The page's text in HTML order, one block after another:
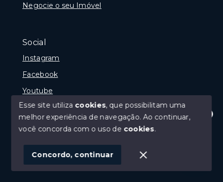
Olá! Estamos disponíveis para te ajudar.
Negocie o seu Imóvel
Social
Instagram
Facebook
Youtube
© Copyright 2026 - Gramado Class - Todos os direitos
SITE PARA IMOBILIARIA
Esse site utiliza cookies, que possibilitam uma
melhor experiência de navegação.Ao continuar,
você concorda com o uso de cookies.
Concordo, continuar